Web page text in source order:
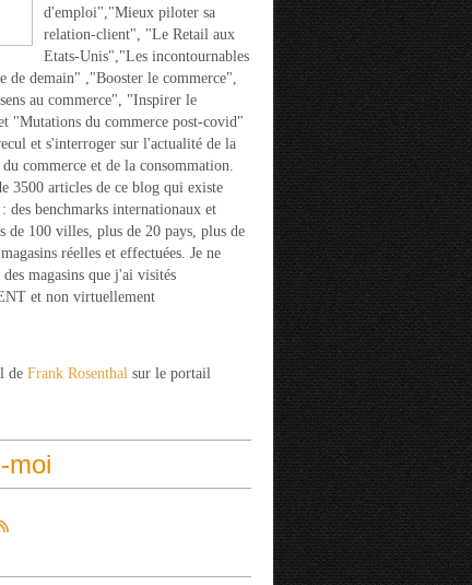
d'emploi","Mieux piloter sa
relation-client", "Le Retail aux
Etats-Unis","Les incontournables
de demain" ,"Booster le commerce",
au commerce", "Inspirer le
"Mutations du commerce post-covid"
et s'interroger sur l'actualité de la
commerce et de la consommation.
3500 articles de ce blog qui existe
des benchmarks internationaux et
de 100 villes, plus de 20 pays, plus de
réelles et effectuées. Je ne
magasins que j'ai visités
et non virtuellement
de Frank Rosenthal sur le portail
moi